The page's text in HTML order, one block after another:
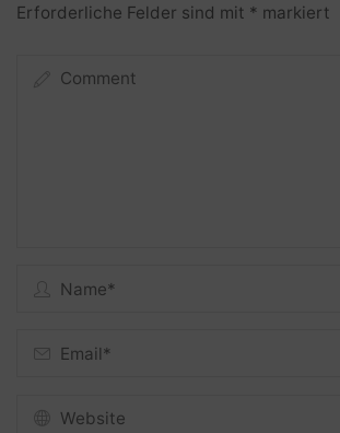
Erforderliche Felder sind mit * markiert